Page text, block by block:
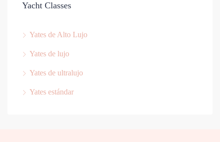
Yacht Classes
Yates de Alto Lujo
Yates de lujo
Yates de ultralujo
Yates estándar